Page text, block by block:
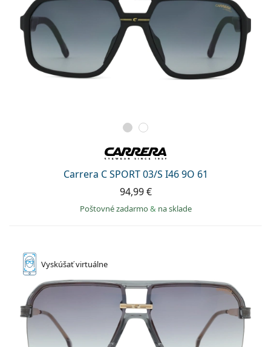
Carrera C SPORT 03/S I46 9O 61
94,99 €
Poštovné zadarmo& na sklade
Vyskúšaťvirtuálne